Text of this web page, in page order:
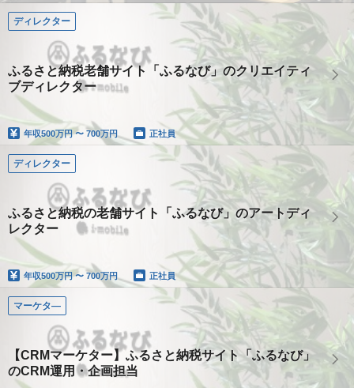
ディレクター
ふるさと納税老舗サイト「ふるなび」のクリエイティ
ブディレクター
年収500万円 〜 700万円 正社員
ディレクター
ふるさと納税の老舗サイト「ふるなび」のアートディ
レクター
年収500万円 〜 700万円 正社員
マーケタ―
【CRMマーケター】ふるさと納税サイト「ふるなび」
のCRM運用・企画担当